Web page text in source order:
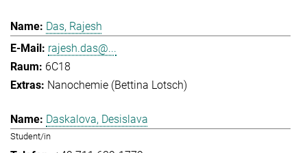
Das, Rajesh
rajesh.das@...
6C18
Nanochemie (Bettina Lotsch)
Daskalova, Desislava
Student/in